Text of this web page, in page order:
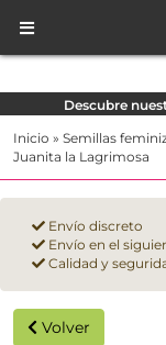
Descubre
Inicio » Semillas
Juanita la Lagrimosa
Envío discreto
Envío en el
Calidad y
Volver